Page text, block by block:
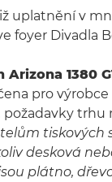
uplatnění v
foyer Divadla
Arizona 1380
pro
trhu
tiskových
desková
plátno,